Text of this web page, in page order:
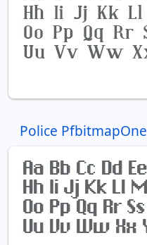
Police PfbitmapOne